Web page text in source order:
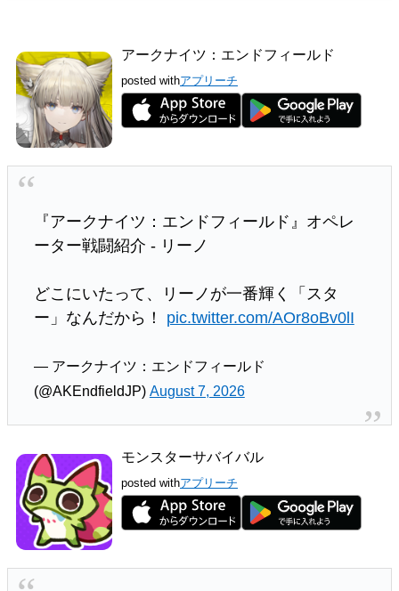
アークナイツ：エンドフィールド
posted withアプリーチ
『アークナイツ：エンドフィールド』オペレ
ーター戦闘紹介 - リーノ
どこにいたって、リーノが一番輝く「スタ
ー」なんだから！ pic.twitter.com/AOr8oBv0lI
— アークナイツ：エンドフィールド
(@AKEndfieldJP) August 7, 2026
モンスターサバイバル
posted withアプリーチ